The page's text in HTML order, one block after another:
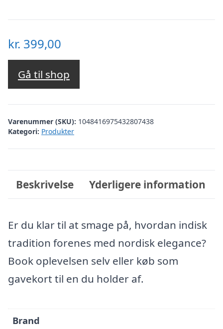
kr. 399,00
Gå til shop
Varenummer (SKU): 1048416975432807438
Kategori: Produkter
Beskrivelse Yderligere information
Er du klar til at smage på, hvordan indisk
tradition forenes med nordisk elegance?
Book oplevelsen selv eller køb som
gavekort til en du holder af.
Brand